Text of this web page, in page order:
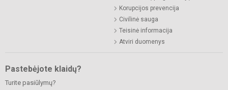
Korupcijos prevencija
Civilinė sauga
Teisinė informacija
Atviri duomenys
Pastebėjote klaidų?
Turite pasiūlymų?